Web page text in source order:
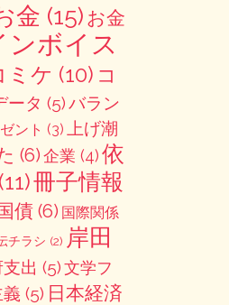
金 (15) お金
ンボイス
ミケ (10) コ
ータ (5)バラン
ント (3) 上げ潮
(6)企業 (4)依
(11)冊子情報
債(6) 国際関係
チラシ (2) 岸田
出 (5)文学フ
(5) 日本経済